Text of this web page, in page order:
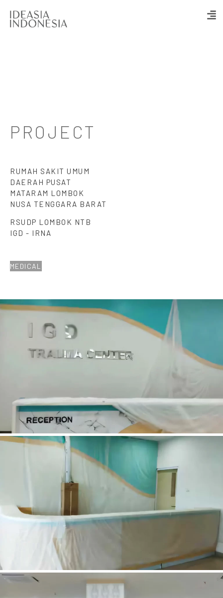
PROJECT
RUMAH SAKIT UMUM
DAERAH PUSAT
MATARAM LOMBOK
NUSA TENGGARA BARAT
RSUDP LOMBOK NTB
IGD - IRNA
MEDICAL
RAWAT JALAN RSUDP LOMBOK NTB